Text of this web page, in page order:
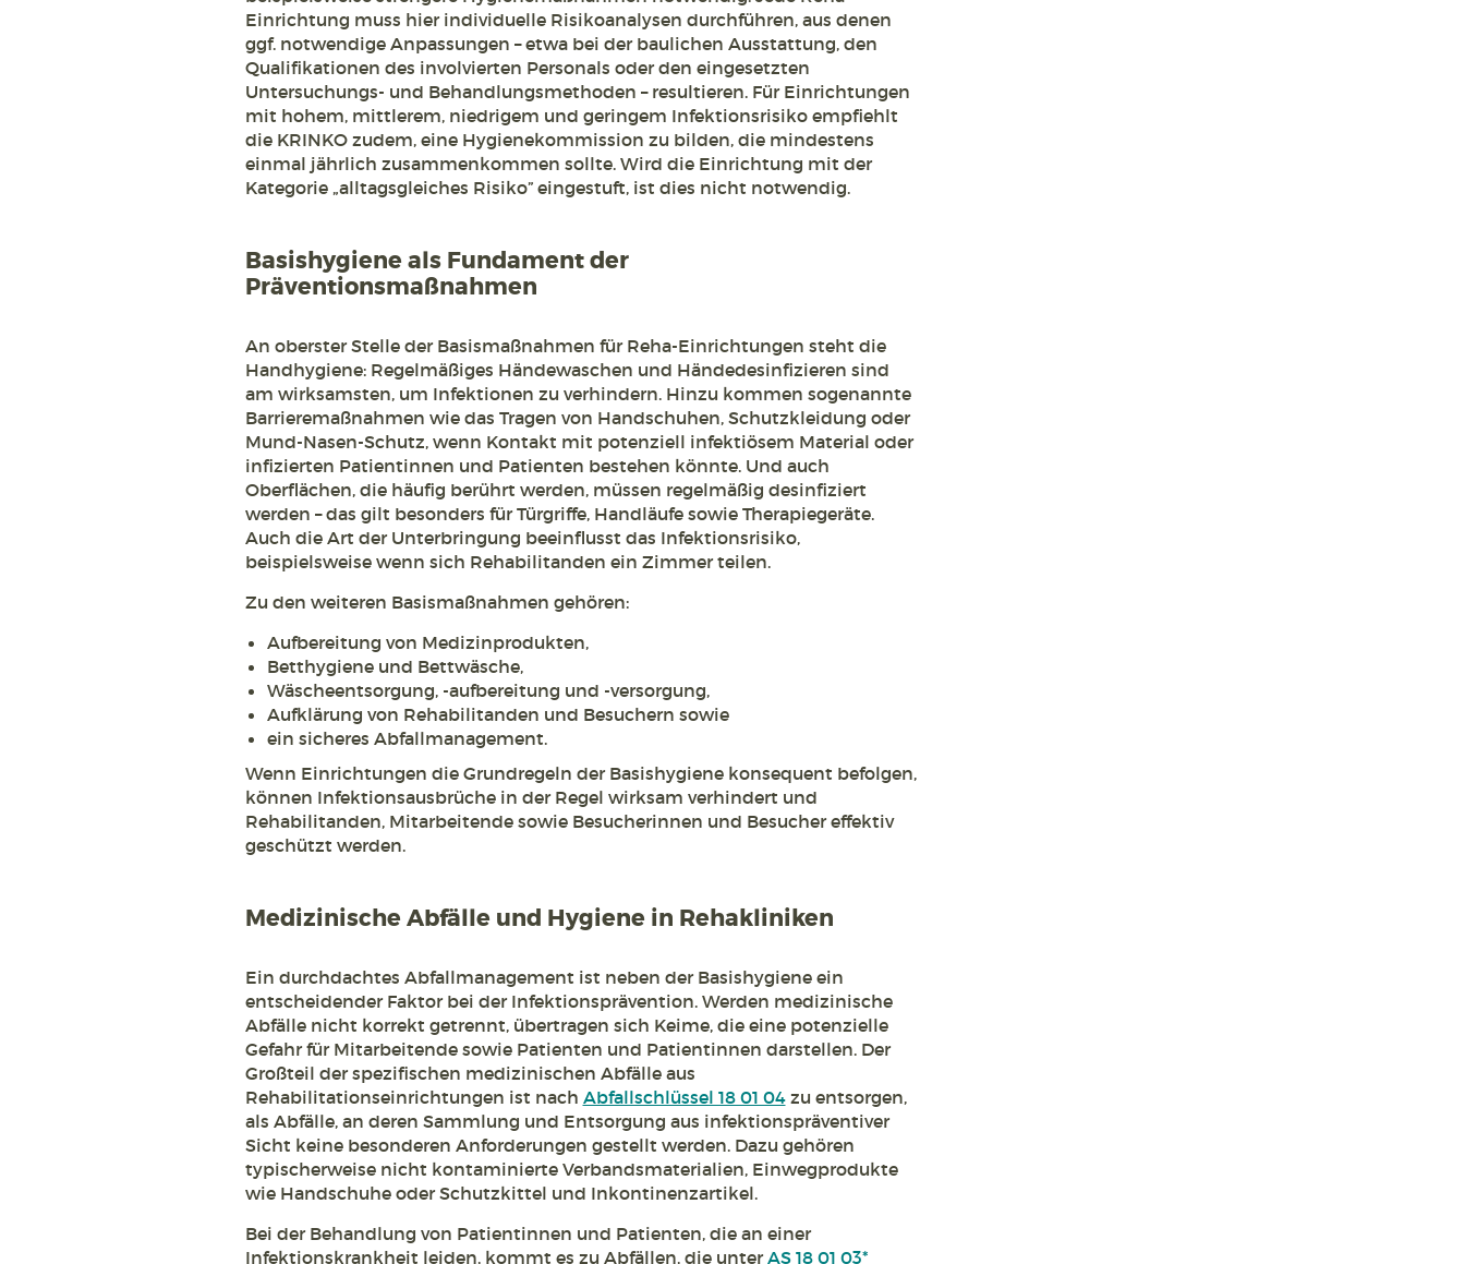
Einrichtung muss hier individuelle Risikoanalysen durchführen, aus denen
ggf. notwendige Anpassungen – etwa bei der baulichen Ausstattung, den
Qualifikationen des involvierten Personals oder den eingesetzten
Untersuchungs- und Behandlungsmethoden – resultieren. Für Einrichtungen
mit hohem, mittlerem, niedrigem und geringem Infektionsrisiko empfiehlt
die KRINKO zudem, eine Hygienekommission zu bilden, die mindestens
einmal jährlich zusammenkommen sollte. Wird die Einrichtung mit der
Kategorie „alltagsgleiches Risiko” eingestuft, ist dies nicht notwendig.
Basishygiene als Fundament der
Präventionsmaßnahmen
An oberster Stelle der Basismaßnahmen für Reha-Einrichtungen steht die
Handhygiene: Regelmäßiges Händewaschen und Händedesinfizieren sind
am wirksamsten, um Infektionen zu verhindern. Hinzu kommen sogenannte
Barrieremaßnahmen wie das Tragen von Handschuhen, Schutzkleidung oder
Mund-Nasen-Schutz, wenn Kontakt mit potenziell infektiösem Material oder
infizierten Patientinnen und Patienten bestehen könnte. Und auch
Oberflächen, die häufig berührt werden, müssen regelmäßig desinfiziert
werden – das gilt besonders für Türgriffe, Handläufe sowie Therapiegeräte.
Auch die Art der Unterbringung beeinflusst das Infektionsrisiko,
beispielsweise wenn sich Rehabilitanden ein Zimmer teilen.
Zu den weiteren Basismaßnahmen gehören:
Aufbereitung von Medizinprodukten,
Betthygiene und Bettwäsche,
Wäscheentsorgung, -aufbereitung und -versorgung,
Aufklärung von Rehabilitanden und Besuchern sowie
ein sicheres Abfallmanagement.
Wenn Einrichtungen die Grundregeln der Basishygiene konsequent befolgen,
können Infektionsausbrüche in der Regel wirksam verhindert und
Rehabilitanden, Mitarbeitende sowie Besucherinnen und Besucher effektiv
geschützt werden.
Medizinische Abfälle und Hygiene in Rehakliniken
Ein durchdachtes Abfallmanagement ist neben der Basishygiene ein
entscheidender Faktor bei der Infektionsprävention. Werden medizinische
Abfälle nicht korrekt getrennt, übertragen sich Keime, die eine potenzielle
Gefahr für Mitarbeitende sowie Patienten und Patientinnen darstellen. Der
Großteil der spezifischen medizinischen Abfälle aus
Rehabilitationseinrichtungen ist nach Abfallschlüssel 18 01 04zu entsorgen,
als Abfälle, an deren Sammlung und Entsorgung aus infektionspräventiver
Sicht keine besonderen Anforderungen gestellt werden. Dazu gehören
typischerweise nicht kontaminierte Verbandsmaterialien, Einwegprodukte
wie Handschuhe oder Schutzkittel und Inkontinenzartikel.
Bei der Behandlung von Patientinnen und Patienten, die an einer
Infektionskrankheit leiden, kommt es zu Abfällen, die unterAS 18 01 03*